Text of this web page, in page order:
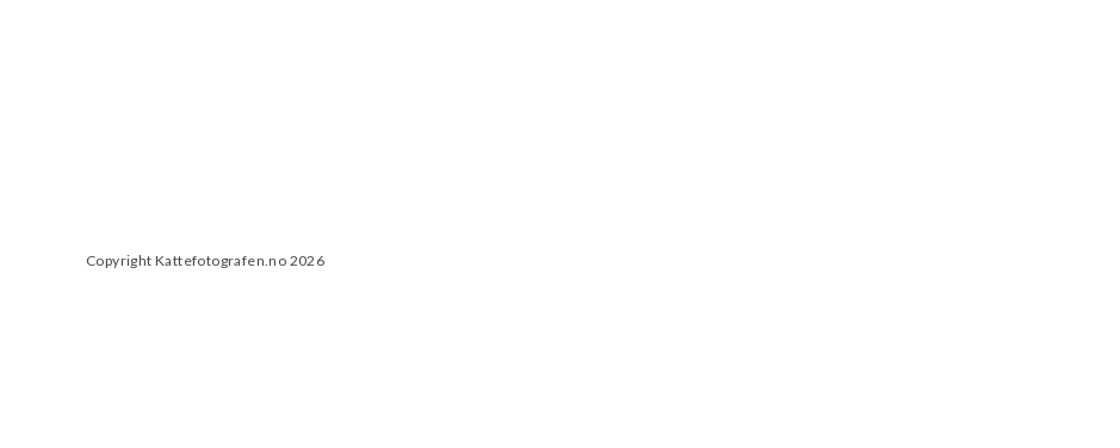
Copyright Kattefotografen.no 2026